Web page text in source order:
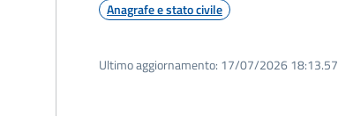
Anagrafe e stato civile
Ultimo aggiornamento: 17/07/2026 18:13.57